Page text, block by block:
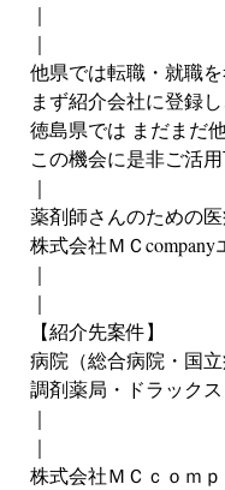
｜
｜
他県では転職・就職を
まず紹介会社に登録
徳島県では まだまだ
この機会に是非ご活用
｜
薬剤師さんのための
株式会社ＭＣ
｜
｜
【紹介先案件】
病院（総合病院・国
調剤薬局・ドラック
｜
｜
株式会社ＭＣｃｏｍｐ